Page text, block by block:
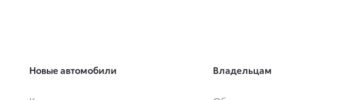
Новые автомобили Владельцам